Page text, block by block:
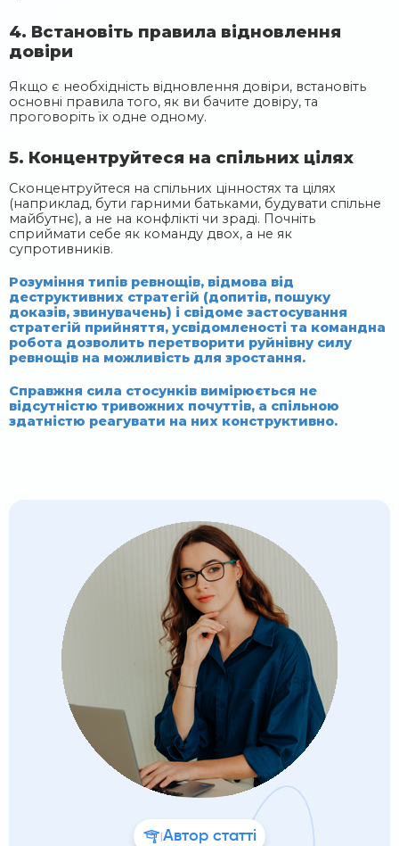
4. Встановіть правила відновлення
довіри
Якщо є необхідність відновлення довіри, встановіть
основні правила того, як ви бачите довіру, та
проговоріть їх одне одному.
5. Концентруйтеся на спільних цілях
Сконцентруйтеся на спільних цінностях та цілях
(наприклад, бути гарними батьками, будувати спільне
майбутнє), а не на конфлікті чи зраді. Почніть
сприймати себе як команду двох, а не як
супротивників.
Розуміння типів ревнощів, відмова від
деструктивних стратегій (допитів, пошуку
доказів, звинувачень) і свідоме застосування
стратегій прийняття, усвідомленості та командна
робота дозволить перетворити руйнівну силу
ревнощів на можливість для зростання.
Справжня сила стосунків вимірюється не
відсутністю тривожних почуттів, а спільною
здатністю реагувати на них конструктивно.
Автор статті